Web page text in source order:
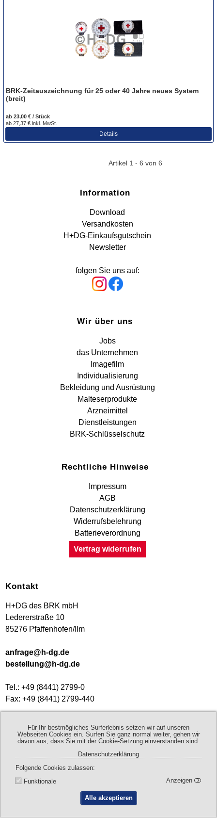
Für Ihr bestmögliches Surferlebnis setzen wir auf unseren
Webseiten Cookies ein. Surfen Sie ganz normal weiter, gehen wir
davon aus, dass Sie mit der Cookie-Setzung einverstanden sind.
Datenschutzerklärung
Folgende Cookies zulassen
Funktionale Anzeigen
Alle akzeptieren
BRK-Zeitauszeichnung für 25 oder 40 Jahre neues System
(breit)
ab 23,00 € / Stück
ab 27,37 € inkl. MwSt.
Details
Artikel 1 - 6 von 6
Information
Download
Versandkosten
H+DG-Einkaufsgutschein
Newsletter
folgen Sie uns auf:
Wir über uns
Jobs
das Unternehmen
Imagefilm
Individualisierung
Bekleidung und Ausrüstung
Malteserprodukte
Arzneimittel
Dienstleistungen
BRK-Schlüsselschutz
Rechtliche Hinweise
Impressum
AGB
Datenschutzerklärung
Widerrufsbelehrung
Batterieverordnung
Vertrag widerrufen
Kontakt
H+DG des BRK mbH
Ledererstraße 10
85276 Pfaffenhofen/Ilm
anfrage@h-dg.de
bestellung@h-dg.de
Tel.: +49 (8441) 2799-0
Fax: +49 (8441) 2799-440
Mo - Do 8:00 - 17:00 Uhr
Fr 8:00 - 13:00 Uhr
Kontaktdaten
Anfahrt